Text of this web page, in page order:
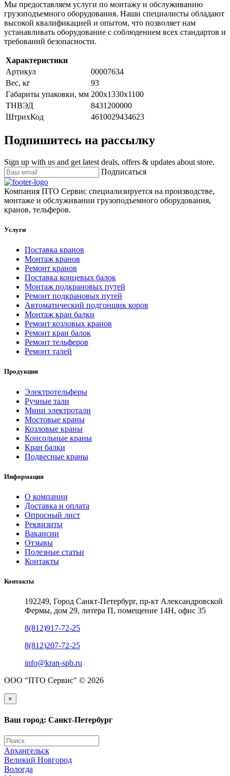
Мы предоставляем услуги по монтажу и обслуживанию
грузоподъемного оборудования. Наши специалисты обладают
высокой квалификацией и опытом, что позволяет нам
устанавливать оборудование с соблюдением всех стандартов и
требований безопасности.
Характеристики
Артикул
00007634
Вес, кг
93
Габариты упаковки, мм 200х1330х1100
ТНВЭД
8431200000
ШтрихКод
4610029434623
Подпишитесь на рассылку
Sign up with us and get latest deals, offers & updates about store.
Подписаться
Компания ПТО Сервис специализируется на производстве,
монтаже и обслуживании грузоподъемного оборудования,
кранов, тельферов.
Услуги
Поставка кранов
Монтаж кранов
Ремонт кранов
Поставка концевых балок
Монтаж подкрановых путей
Ремонт подкрановых путей
Автоматический подгонщик коров
Монтаж кран балки
Ремонт козловых кранов
Ремонт кран балок
Ремонт тельферов
Ремонт талей
Продукция
Электротельферы
Ручные тали
Мини электротали
Мостовые краны
Козловые краны
Консольные краны
Кран балки
Подвесные краны
Информация
О компании
Доставка и оплата
Опросный лист
Реквизиты
Вакансии
Отзывы
Полезные статьи
Контакты
Контакты
192249, Город Санкт-Петербург, пр-кт Александровской
Фермы, дом 29, литера П, помещение 14Н, офис 35
8(812)917-72-25
8(812)207-72-25
info@kran-spb.ru
ООО "ПТО Сервис" © 2026
×
Ваш город: Санкт-Петербург
Архангельск
Великий Новгород
Вологда